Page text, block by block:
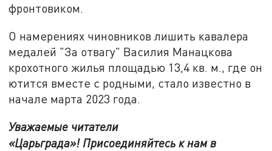
фронтовиком.
О намерениях чиновников лишить кавалера
медалей "За отвагу" Василия Манацкова
крохотного жилья площадью 13,4 кв. м., где он
ютится вместе с родными, стало известно в
начале марта 2023 года.
Уважаемые читатели
«Царьграда»! Присоединяйтесь к нам в